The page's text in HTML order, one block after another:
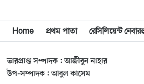
‘জুলাইকার’ এই বিতর্কের জন্য আদালত
১২
জুলাই যোদ্ধাদের যথাযথ মর্যাদা
জন্য লজ্জার হবে: ভারপ্রাপ্ত রাষ্ট্রপতি
১৩
Home প্রথম পাতা রেসিলিয়েন্ট
ভারপ্রাপ্ত সম্পাদক : আজীবুন নাহার
উপ-সম্পাদক : আবুল কাসেম